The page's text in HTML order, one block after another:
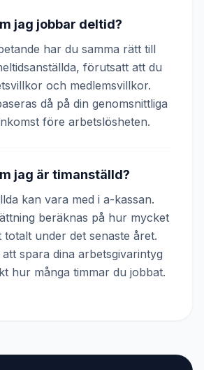
jag jobbar deltid?
har du samma rätt till
förutsatt att du
och medlemsvillkor.
då på din genomsnittliga
före arbetslösheten.
jag är timanställd?
kan vara med i a-kassan.
beräknas på hur mycket
under det senaste året.
spara dina arbetsgivarintyg
hur många timmar du jobbat.